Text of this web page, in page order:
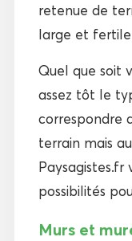
retenue de
large et
Quel que soit
assez tôt le
correspondre
terrain mais
Paysagistes.fr
possibilités
Murs et